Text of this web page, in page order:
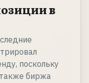
в
поскольку
биржа